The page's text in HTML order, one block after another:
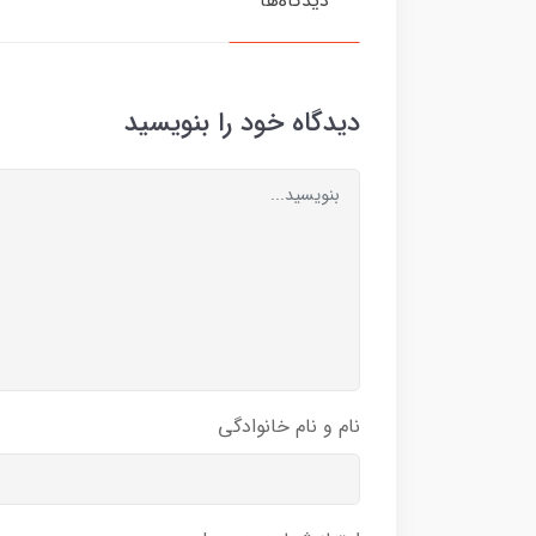
دیدگاه خود را بنویسید
نام و نام خانوادگی